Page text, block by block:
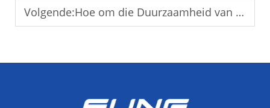
Volgende:Hoe om die Duurzaamheid van CNC-verspaningsentra te Verbeter